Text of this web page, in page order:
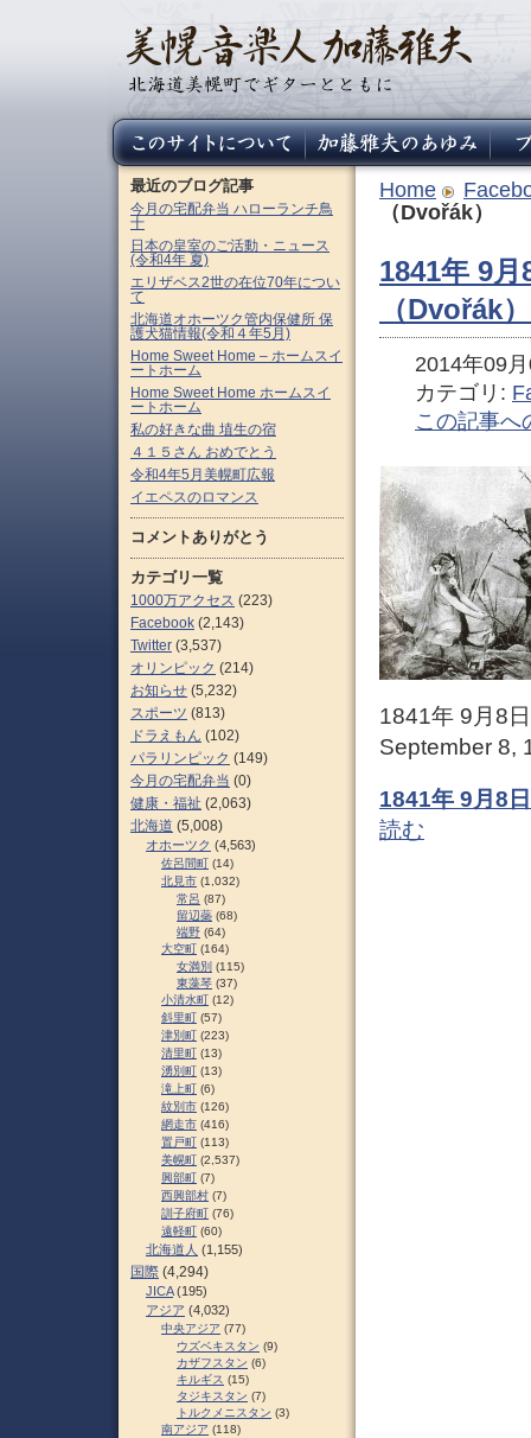
Home
（Dvořák）
1841年 9
（Dvořák）
2014年09
カテゴリ:
この記事へ
1841年 9月8
September 8,
1841年 9月8
読む
最近のブログ記事
今月の宅配弁当 ハローランチ鳥
十
日本の皇室のご活動・ニュース
(令和4年 夏)
エリザベス2世の在位70年につい
て
北海道オホーツク管内保健所 保
護犬猫情報(令和４年5月)
Home Sweet Home – ホームスイ
ートホーム
Home Sweet Home ホームスイ
ートホーム
私の好きな曲 埴生の宿
４１５さん おめでとう
令和4年5月美幌町広報
イエペスのロマンス
コメントありがとう
カテゴリ一覧
1000万アクセス (223)
Facebook (2,143)
Twitter (3,537)
オリンピック (214)
お知らせ (5,232)
スポーツ (813)
ドラえもん (102)
パラリンピック (149)
今月の宅配弁当 (0)
健康・福祉 (2,063)
北海道 (5,008)
オホーツク (4,563)
佐呂間町 (14)
北見市 (1,032)
常呂 (87)
留辺蘂 (68)
端野 (64)
大空町 (164)
女満別 (115)
東藻琴 (37)
小清水町 (12)
斜里町 (57)
津別町 (223)
清里町 (13)
湧別町 (13)
滝上町 (6)
紋別市 (126)
網走市 (416)
置戸町 (113)
美幌町 (2,537)
興部町 (7)
西興部村 (7)
訓子府町 (76)
遠軽町 (60)
北海道人 (1,155)
国際 (4,294)
JICA(195)
アジア (4,032)
中央アジア (77)
ウズベキスタン (9)
カザフスタン (6)
キルギス (15)
タジキスタン (7)
トルクメニスタン (3)
南アジア (118)